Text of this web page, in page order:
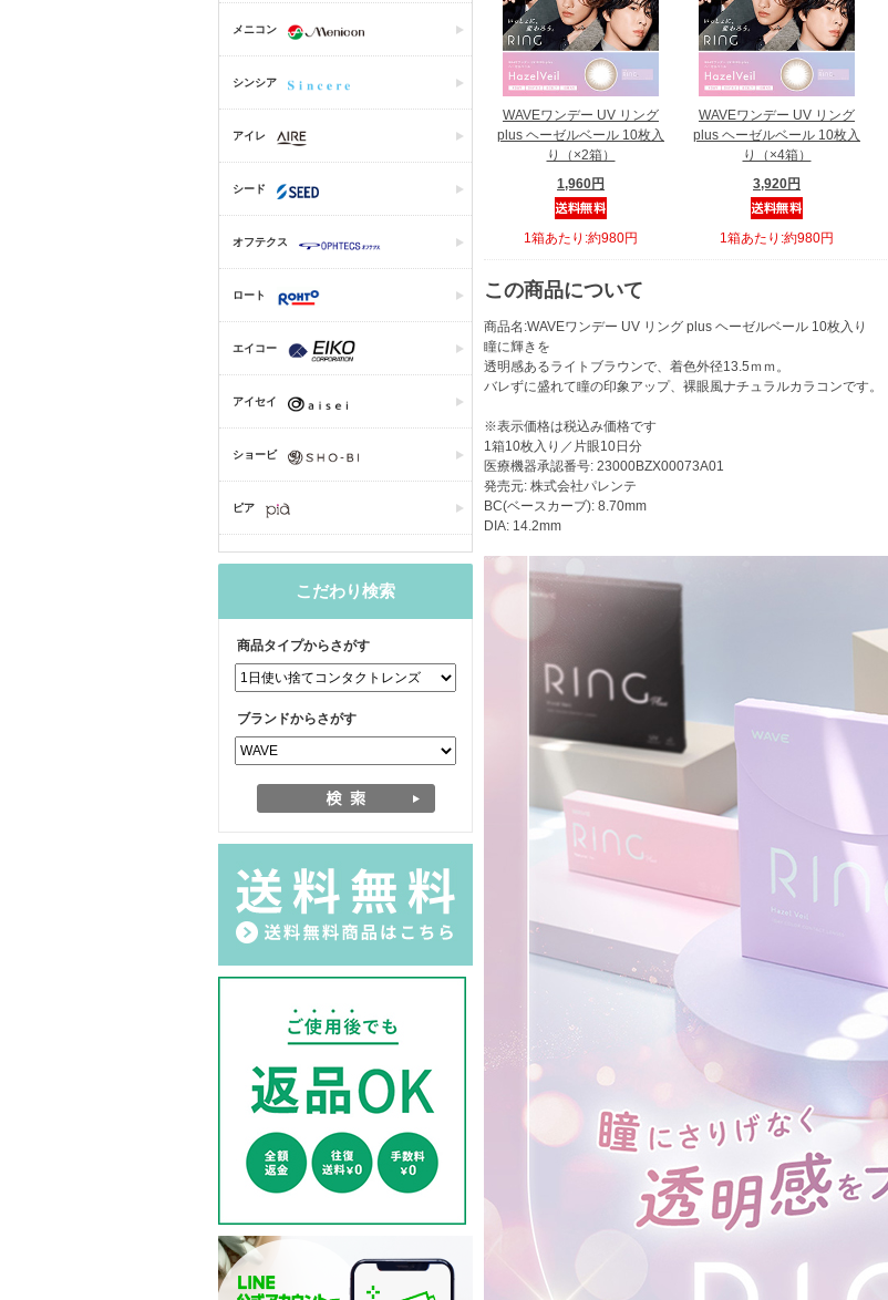
メニコン
シンシア
アイレ
シード
オフテクス
ロート
エイコー
アイセイ
ショービ
ピア
こだわり検索
商品タイプからさがす
ブランドからさがす
WAVEワンデー UV リング
plus ヘーゼルベール 10枚入
り（×2箱）
1,960円
1箱あたり:約980円
WAVEワンデー UV リング
plus ヘーゼルベール 10枚入
り（×4箱）
3,920円
1箱あたり:約980円
この商品について
商品名:WAVEワンデー UV リング plus ヘーゼルベール 10枚入り
瞳に輝きを
透明感あるライトブラウンで、着色外径13.5ｍｍ。
バレずに盛れて瞳の印象アップ、裸眼風ナチュラルカラコンです。
※表示価格は税込み価格です
1箱10枚入り／片眼10日分
医療機器承認番号: 23000BZX00073A01
発売元: 株式会社パレンテ
BC(ベースカーブ): 8.70mm
DIA: 14.2mm